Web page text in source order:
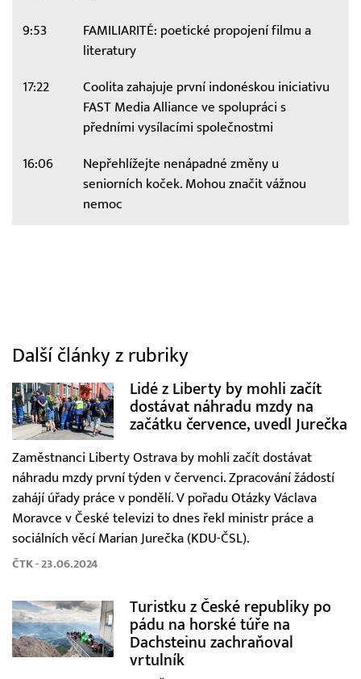
9:53
FAMILIARITÉ: poetické propojení filmu a
literatury
17:22
Coolita zahajuje první indonéskou iniciativu
FAST Media Alliance ve spolupráci s
předními vysílacími společnostmi
16:06
Nepřehlížejte nenápadné změny u
seniorních koček. Mohou značit vážnou
nemoc
Další články z rubriky
Lidé z Liberty by mohli začít
dostávat náhradu mzdy na
začátku července, uvedl Jurečka
Zaměstnanci Liberty Ostrava by mohli začít dostávat
náhradu mzdy první týden v červenci. Zpracování žádostí
zahájí úřady práce v pondělí. V pořadu Otázky Václava
Moravce v České televizi to dnes řekl ministr práce a
sociálních věcí Marian Jurečka (KDU-ČSL).
ČTK - 23.06.2024
Turistku z České republiky po
pádu na horské túře na
Dachsteinu zachraňoval
vrtulník